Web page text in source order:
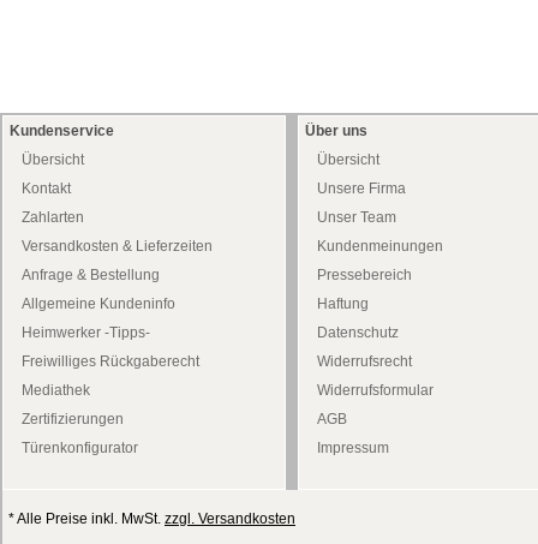
Kundenservice
Übersicht
Kontakt
Zahlarten
Versandkosten & Lieferzeiten
Anfrage & Bestellung
Allgemeine Kundeninfo
Heimwerker -Tipps-
Freiwilliges Rückgaberecht
Mediathek
Zertifizierungen
Türenkonfigurator
Über uns
Übersicht
Unsere Firma
Unser Team
Kundenmeinungen
Pressebereich
Haftung
Datenschutz
Widerrufsrecht
Widerrufsformular
AGB
Impressum
* Alle Preise inkl. MwSt. zzgl. Versandkosten